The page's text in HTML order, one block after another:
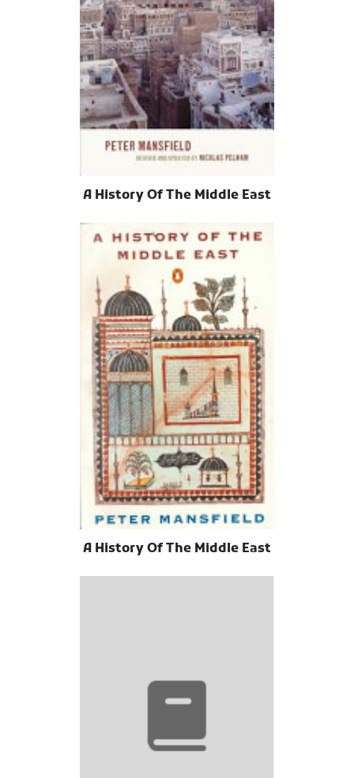
A History Of The Middle East
A History Of The Middle East